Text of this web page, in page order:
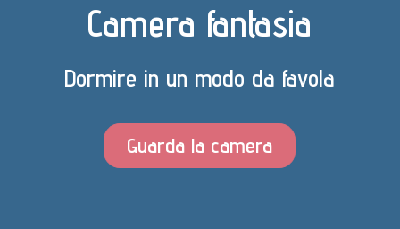
Camera fantasia
Dormire in un modo da favola
Guarda la camera